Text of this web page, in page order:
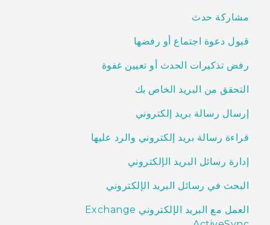
مشاركة حدث
قبول دعوة اجتماع أو رفضها
رفض تذكيرات الحدث أو تعيين غفوة
التحقق من البريد الخاص بك
إرسال رسالة بريد إلكتروني
قراءة رسالة بريد إلكتروني والرد عليها
إدارة رسائل البريد الإلكتروني
البحث في رسائل البريد الإلكتروني
العمل مع البريد الإلكتروني Exchange